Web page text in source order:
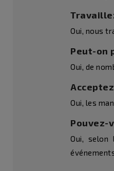
Oui, nous
Peut-on
Oui, de
Oui, les
Pouvez-
Oui, selon